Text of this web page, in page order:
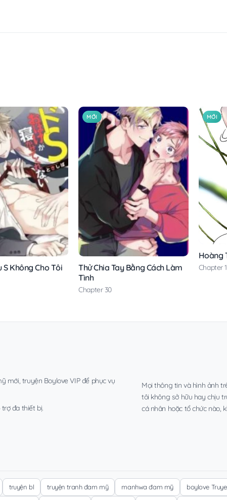
S Không Cho Tôi
MỚI
Thử Chia Tay Bằng Cách Làm
Tình
Chapter 30
MỚI
Hoàng
Chapter
mới, truyện Boylove VIP để phục vụ
đa thiết bị.
Mọi thông tin và hình ảnh
tôi không sở hữu hay chịu
cá nhân hoặc tổ chức nào,
truyện bl truyện tranh đam mỹ manhwa đam mỹ boylove